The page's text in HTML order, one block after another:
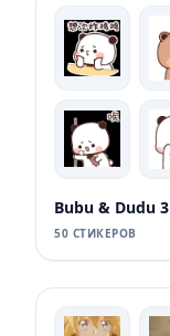
Bubu & Dudu 3
50 СТИКЕРОВ